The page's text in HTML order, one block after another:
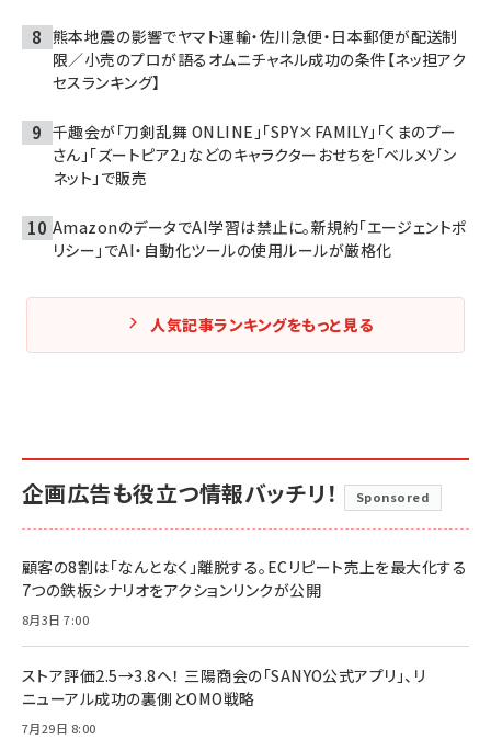
熊本地震の影響でヤマト運輸・佐川急便・日本郵便が配送制
限／小売のプロが語るオムニチャネル成功の条件【ネッ担アク
セスランキング】
千趣会が「刀剣乱舞 ONLINE」「SPY×FAMILY」「くまのプー
さん」「ズートピア2」などのキャラクターおせちを「ベルメゾン
ネット」で販売
AmazonのデータでAI学習は禁止に。新規約「エージェントポ
リシー」でAI・自動化ツールの使用ルールが厳格化
人気記事ランキングをもっと見る
企画広告も役立つ情報バッチリ！ Sponsored
顧客の8割は「なんとなく」離脱する。ECリピート売上を最大化する
7つの鉄板シナリオをアクションリンクが公開
8月3日 7:00
ストア評価2.5→3.8へ！ 三陽商会の「SANYO公式アプリ」、リ
ニューアル成功の裏側とOMO戦略
7月29日 8:00